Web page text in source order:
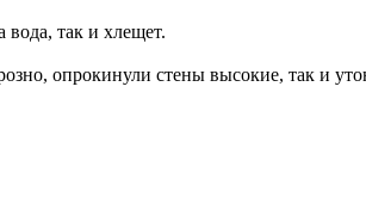
вода, так и хлещет.
опрокинули стены высокие, так и